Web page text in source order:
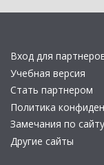
Вход для
Учебная версия
Стать партнером
Политика
Замечания по сайту
Другие сайты